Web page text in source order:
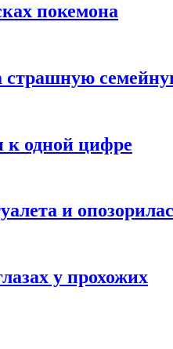
покемона
страшную
к одной цифре
и
у прохожих